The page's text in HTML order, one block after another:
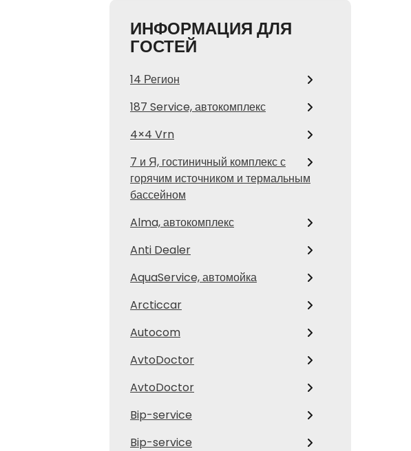
ИНФОРМАЦИЯ ДЛЯ
ГОСТЕЙ
14 Регион
187 Service, автокомплекс
4×4 Vrn
7 и Я, гостиничный комплекс с
горячим источником и термальным
бассейном
Alma, автокомплекс
Anti Dealer
AquaService, автомойка
Arcticcar
Autocom
AvtoDoctor
AvtoDoctor
Bip-service
Bip-service